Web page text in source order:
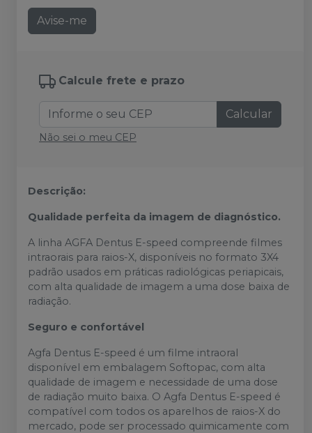
Avise-me
Calcule frete e prazo
Calcular
Não sei o meu CEP
Descrição:
Qualidade perfeita da imagem de diagnóstico.
A linha AGFA Dentus E-speed compreende filmes
intraorais para raios-X, disponíveis no formato 3X4
padrão usados em práticas radiológicas periapicais,
com alta qualidade de imagem a uma dose baixa de
radiação.
Seguro e confortável
Agfa Dentus E-speed é um filme intraoral
disponível em embalagem Softopac, com alta
qualidade de imagem e necessidade de uma dose
de radiação muito baixa. O Agfa Dentus E-speed é
compatível com todos os aparelhos de raios-X do
mercado, pode ser processado quimicamente com